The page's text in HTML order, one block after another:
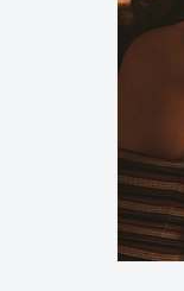
Ailleurs
Hypebeast
Hypemaps